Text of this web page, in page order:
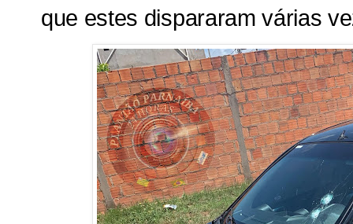
que estes dispararam várias